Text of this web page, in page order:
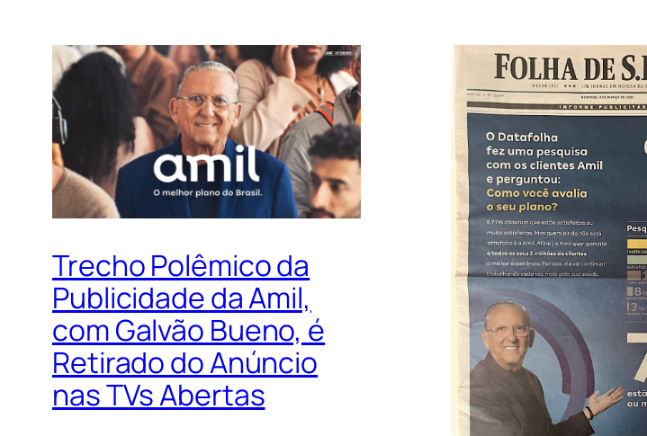
Trecho Polêmico da
Publicidade da Amil,
com Galvão Bueno, é
Retirado do Anúncio
nas TVs Abertas